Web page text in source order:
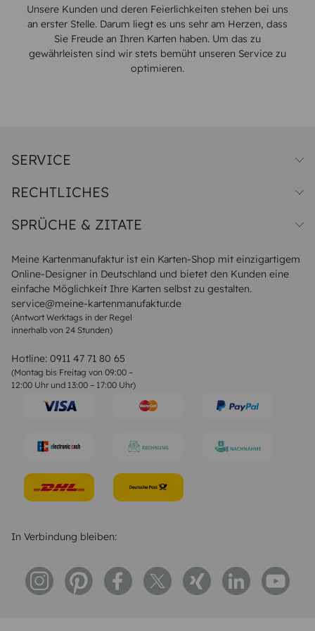
Unsere Kunden und deren Feierlichkeiten stehen bei uns
an erster Stelle. Darum liegt es uns sehr am Herzen, dass
Sie Freude an Ihren Karten haben. Um das zu
gewährleisten sind wir stets bemüht unseren Service zu
optimieren.
Meine Kartenmanufaktur ist ein Karten-Shop mit einzigartigem
Online-Designer in Deutschland und bietet den Kunden eine
einfache Möglichkeit Ihre Karten selbst zu gestalten.
service@meine-kartenmanufaktur.de
(Antwort Werktags in der Regel
innerhalb von 24 Stunden)
Hotline: 0911 47 71 80 65
(Montag bis Freitag von 09:00 –
12:00 Uhr und 13:00 – 17:00 Uhr)
SERVICE
Papiersorten
Unsere Produktion
Magazin
FAQ
RECHTLICHES
Widerrufsbelehrung
SPRÜCHE & ZITATE
Liebeskummer Sprüche
Sommer Sprüche
Muttertagssprüche
Sprüche zur Hochzeit
Sprüche zur Konfirmation & Kommunion
Weihnachtsgedichte
Liebessprüche
Geburtstagssprüche
Trauersprüche
Konfirmation Glückwünsche
In Verbindung bleiben: